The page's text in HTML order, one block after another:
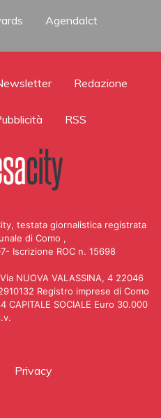
AgendaIct
Redazione
RSS
testata giornalistica registrata
di Como ,
Iscrizione ROC n. 15698
NUOVA VALASSINA, 4 22046
Registro imprese di Como
CAPITALE SOCIALE Euro 30.000
i.v.
Privacy